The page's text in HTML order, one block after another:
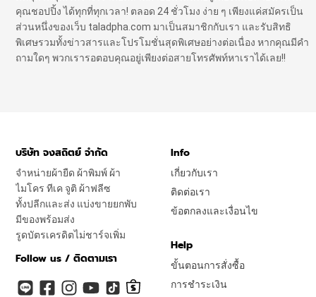
คุณชอปปิ้ง ได้ทุกที่ทุกเวลา! ตลอด 24 ชั่วโมง ง่าย ๆ เพียงแค่สมัครเป็น
ส่วนหนึ่งของเว็บ taladpha.com มาเป็นสมาชิกกับเรา และรับสิทธิ
พิเศษรวมทั้งข่าวสารและโปรโมชั่นสุดพิเศษอย่างต่อเนื่อง หากคุณมีคำ
ถามใดๆ พวกเรารอตอบคุณอยู่เพียงต่อสายโทรศัพท์หาเราได้เลย!!
บริษัท จงสถิตย์ จำกัด
จำหน่ายผ้ายืด ผ้าพิมพ์ ผ้า
ไมโคร ทีเค จูติ ผ้าฟลีซ
ทั้งปลีกและส่ง แบ่งขายยกพับ
มีของพร้อมส่ง
รูดบัตรเครดิตไม่ชาร์จเพิ่ม
Follow us / ติดตามเรา
Info
เกี่ยวกับเรา
ติดต่อเรา
ข้อตกลงและเงื่อนไข
Help
ขั้นตอนการสั่งซื้อ
การชำระเงิน